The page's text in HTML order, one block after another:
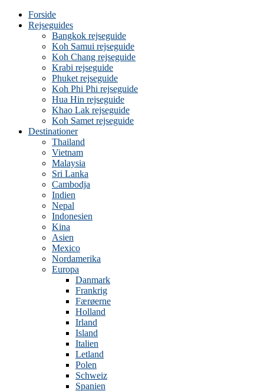
Forside
Rejseguides
Bangkok rejseguide
Koh Samui rejseguide
Koh Chang rejseguide
Krabi rejseguide
Phuket rejseguide
Koh Phi Phi rejseguide
Hua Hin rejseguide
Khao Lak rejseguide
Koh Samet rejseguide
Destinationer
Thailand
Vietnam
Malaysia
Sri Lanka
Cambodja
Indien
Nepal
Indonesien
Kina
Asien
Mexico
Nordamerika
Europa
Danmark
Frankrig
Færøerne
Holland
Irland
Island
Italien
Letland
Polen
Schweiz
Spanien